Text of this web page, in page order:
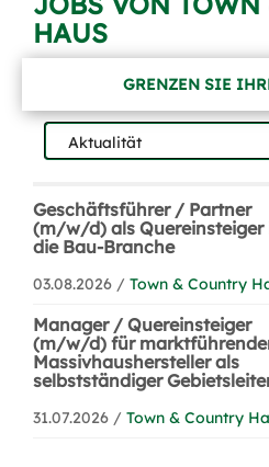
HAUS
GRENZEN SIE
Geschäftsführer / Partner
(m/w/d) als Quereinsteiger
die Bau-Branche
03.08.2026 / Town & Country
Manager / Quereinsteiger
(m/w/d) für
Massivhaushersteller als
selbstständiger
31.07.2026 / Town & Country